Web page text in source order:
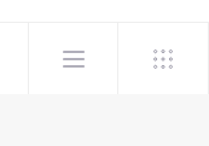
Delonghi. Все